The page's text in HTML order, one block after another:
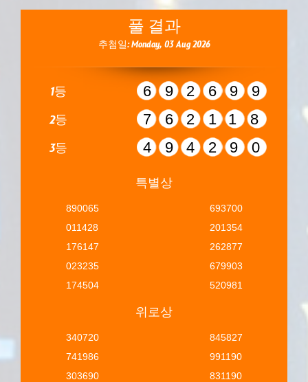
풀 결과
추첨일: Monday, 03 Aug 2026
1등 692699
2등 762118
3등 494290
특별상
890065
011428
176147
023235
174504
693700
201354
262877
679903
520981
위로상
340720
741986
303690
845827
991190
831190